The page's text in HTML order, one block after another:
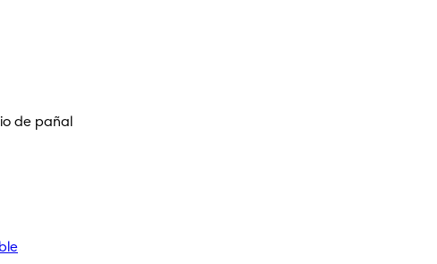
de pañal